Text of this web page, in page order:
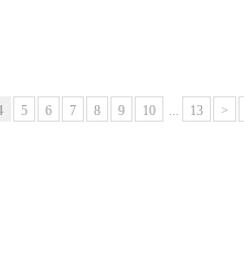
5 6 7 8 9 10 ... 13 >